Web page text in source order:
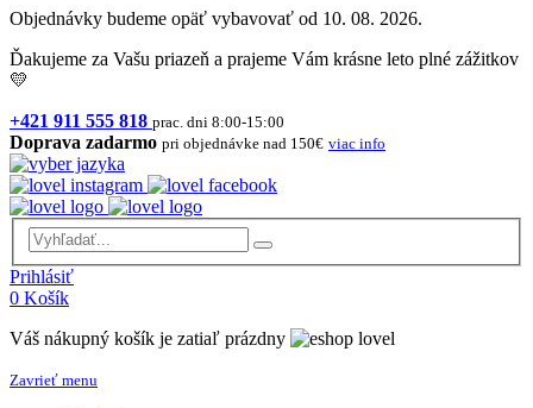
Objednávky budeme opäť vybavovať od 10. 08. 2026.
Ďakujeme za Vašu priazeň a prajeme Vám krásne leto plné zážitkov
💛
+421 911 555 818 prac. dni 8:00-15:00
Doprava zadarmo pri objednávke nad 150€ viac info
Prihlásiť
0 Košík
Váš nákupný košík je zatiaľ prázdny
Zavrieť menu